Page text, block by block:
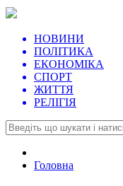
НОВИНИ
ПОЛІТИКА
ЕКОНОМІКА
СПОРТ
ЖИТТЯ
РЕЛІГІЯ
Головна